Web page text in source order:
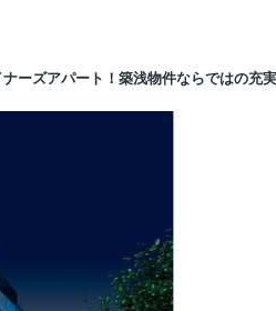
ーズアパート！築浅物件ならではの充